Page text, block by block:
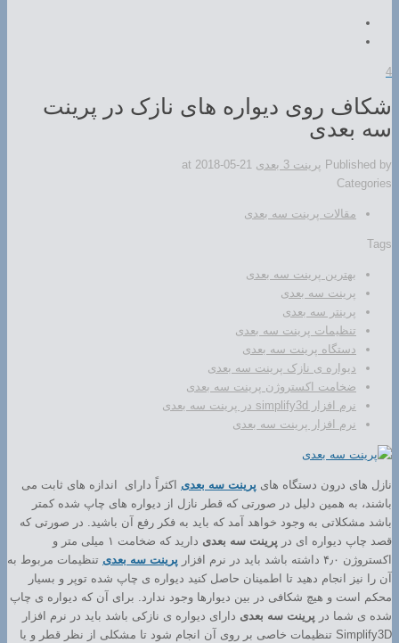
4
شکاف روی دیواره های نازک در پرینت
سه بعدی
Published by پرینت 3 بعدی at 2018-05-21
Categories
مقالات پرینت سه بعدی
Tags
بهترین پرینت سه بعدی
پرینت سه بعدی
پرینتر سه بعدی
تنظیمات پرینت سه بعدی
دستگاه پرینت سه بعدی
دیواره ی نازک پرینت سه بعدی
ضخامت اکستروژن پرینت سه بعدی
نرم افزار simplify3d در پرینت سه بعدی
نرم افزار پرینت سه بعدی
نازل های درون دستگاه های پرینت سه بعدی اکثراً دارای اندازه های ثابت می
باشند، به همین دلیل در صورتی که قطر نازل از دیواره های چاپ شده کمتر
باشد مشکلاتی به وجود خواهد آمد که باید به فکر رفع آن باشید. در صورتی که
قصد چاپ دیواره ای در پرینت سه بعدی
دارید که ضخامت ۱ میلی متر و
اکستروژن ۴٫۰ داشته باشد باید در نرم افزار
پرینت سه بعدی تنظیمات مربوط به
آن را نیز انجام دهید تا اطمینان حاصل کنید دیواره ی چاپ شده توپر و بسیار
محکم است و هیچ شکافی در بین دیوارها وجود ندارد. برای آن که دیواره ی چاپ
شده ی شما در پرینت سه بعدی دارای دیواره ی نازکی باشد باید در نرم افزار
Simplify3D تنظیمات خاصی بر روی آن انجام شود تا مشکلی از نظر قطر و یا